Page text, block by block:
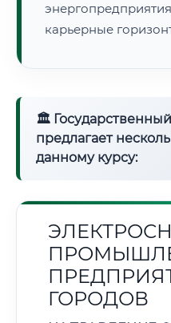
карьерные
🏛
предлагает
данному курсу:
ГОРОДОВ